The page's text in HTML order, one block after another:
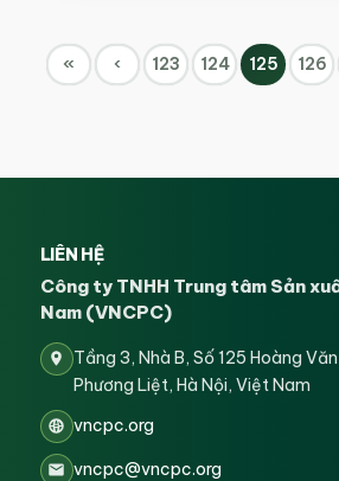
« ‹ 123 124 125 126
LIÊN HỆ
Công ty TNHH Trung tâm Sản
Nam (VNCPC)
Tầng 3, Nhà B, Số 125 Hoàng
Phương Liệt, Hà Nội, Việt Nam
vncpc.org
vncpc@vncpc.org